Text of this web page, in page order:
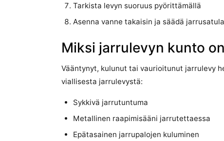
Tarkista levyn suoruus pyörittämällä
Asenna vanne takaisin ja säädä
Miksi jarrulevyn kunto
Vääntynyt, kulunut tai vaurioitunut jarrulevy
viallisesta jarrulevystä:
Sykkivä jarrutuntuma
Metallinen raapimisääni jarrutettaessa
Epätasainen jarrupalojen kuluminen